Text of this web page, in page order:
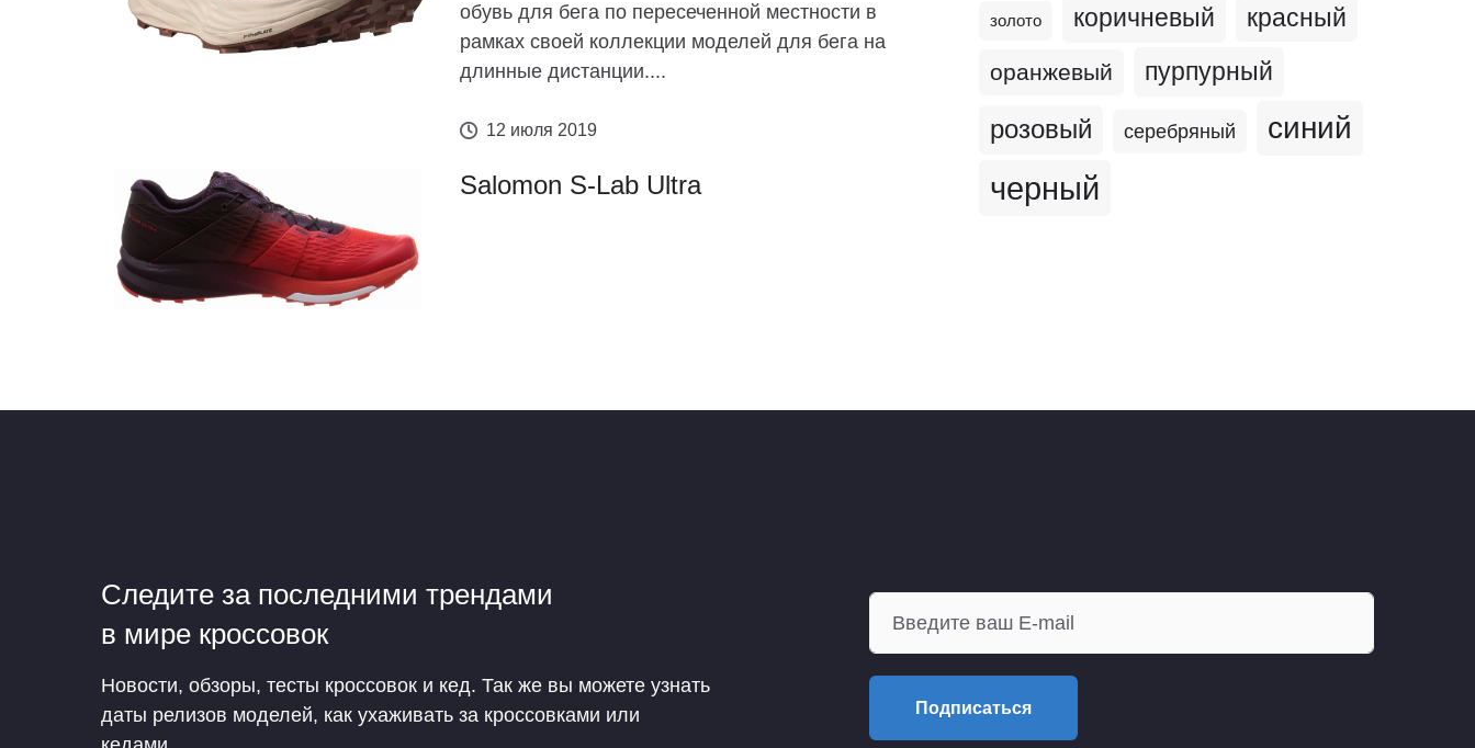
обувь для бега по пересеченной местности в
рамках своей коллекции моделей для бега на
длинные дистанции....
12 июля 2019
Salomon S-Lab Ultra
золото коричневый красный
оранжевый пурпурный
розовый серебряный синий
черный
Следите за последними трендами
в мире кроссовок
Новости, обзоры, тесты кроссовок и кед. Так же вы можете узнать
даты релизов моделей, как ухаживать за кроссовками или
Подписаться